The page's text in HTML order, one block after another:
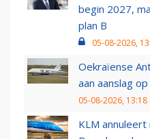
begin 2027,
plan B
05-08-2026,
Oekraïense
aan aanslag
05-08-2026, 13:18
KLM